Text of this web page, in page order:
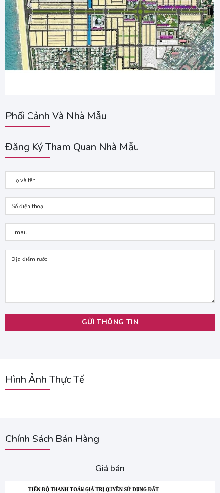
Phối Cảnh Và Nhà Mẫu
Đăng Ký Tham Quan Nhà Mẫu
Hình Ảnh Thực Tế
Chính Sách Bán Hàng
Giá bán